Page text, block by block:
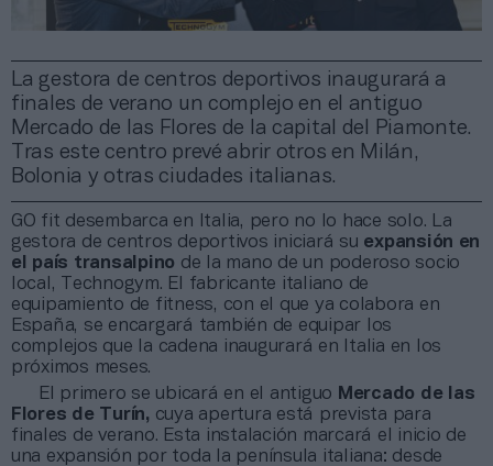
La gestora de centros deportivos inaugurará a
finales de verano un complejo en el antiguo
Mercado de las Flores de la capital del Piamonte.
Tras este centro prevé abrir otros en Milán,
Bolonia y otras ciudades italianas.
GO fit desembarca en Italia, pero no lo hace solo. La
gestora de centros deportivos iniciará su expansión en
el país transalpino de la mano de un poderoso socio
local, Technogym. El fabricante italiano de
equipamiento de fitness, con el que ya colabora en
España, se encargará también de equipar los
complejos que la cadena inaugurará en Italia en los
próximos meses.
El primero se ubicará en el antiguo Mercado de las
Flores de Turín, cuya apertura está prevista para
finales de verano. Esta instalación marcará el inicio de
una expansión por toda la península italiana: desde